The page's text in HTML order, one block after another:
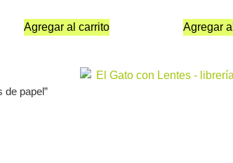
Agregar al carrito Agregar
de papel”